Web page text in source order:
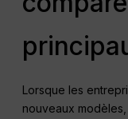
Lorsque les
nouveaux